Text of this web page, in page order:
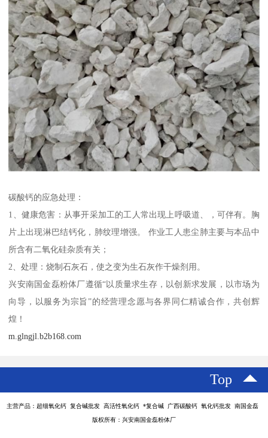
碳酸钙的应急处理：
1、健康危害：从事开采加工的工人常出现上呼吸道、，可伴有。胸
片上出现淋巴结钙化，肺纹理增强。 作业工人患尘肺主要与本品中
所含有二氧化硅杂质有关；
2、处理：烧制石灰石，使之变为生石灰作干燥剂用。
兴安南国金磊粉体厂遵循“以质量求生存，以创新求发展，以市场为
向导，以服务为宗旨”的经营理念愿与各界同仁精诚合作，共创辉
煌！
m.glngjl.b2b168.com
Top
主营产品：超细氧化钙 复合碱批发 高活性氧化钙 *复合碱 广西碳酸钙 氧化钙批发 南国金磊
版权所有：兴安南国金磊粉体厂